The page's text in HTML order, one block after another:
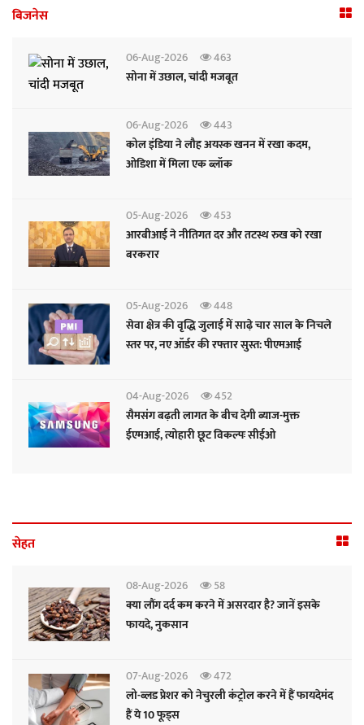
बिजनेस
06-Aug-2026
463
सोना में उछाल, चांदी मजबूत
06-Aug-2026
443
कोल इंडिया ने लौह अयस्क खनन में रखा कदम,
ओडिशा में मिला एक ब्लॉक
05-Aug-2026
453
आरबीआई ने नीतिगत दर और तटस्थ रुख को रखा
बरकरार
05-Aug-2026
448
सेवा क्षेत्र की वृद्धि जुलाई में साढ़े चार साल के निचले
स्तर पर, नए ऑर्डर की रफ्तार सुस्त: पीएमआई
04-Aug-2026
452
सैमसंग बढ़ती लागत के बीच देगी ब्याज-मुक्त
ईएमआई, त्योहारी छूट विकल्पः सीईओ
सेहत
08-Aug-2026
58
क्या लौंग दर्द कम करने में असरदार है? जानें इसके
फायदे, नुकसान
07-Aug-2026
472
लो-ब्लड प्रेशर को नेचुरली कंट्रोल करने में हैं फायदेमंद
हैं ये 10 फूड्स